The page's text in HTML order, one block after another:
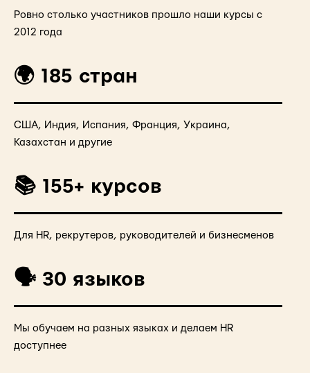
Ровно столько участников прошло наши курсы с
2012 года
🌍 185 стран
США, Индия, Испания, Франция, Украина,
Казахстан и другие
📚 155+ курсов
Для HR, рекрутеров, руководителей и бизнесменов
🗣️ 30 языков
Мы обучаем на разных языках и делаем HR
доступнее